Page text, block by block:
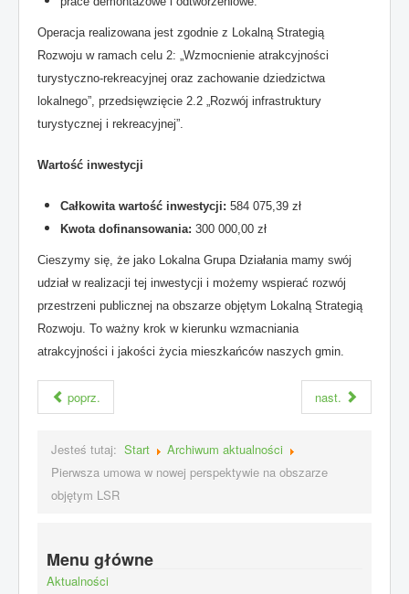
Operacja realizowana jest zgodnie z Lokalną Strategią
Rozwoju w ramach celu 2: „Wzmocnienie atrakcyjności
turystyczno-rekreacyjnej oraz zachowanie dziedzictwa
lokalnego”, przedsięwzięcie 2.2 „Rozwój infrastruktury
turystycznej i rekreacyjnej”.
Wartość inwestycji
Całkowita wartość inwestycji: 584 075,39 zł
Kwota dofinansowania: 300 000,00 zł
Cieszymy się, że jako Lokalna Grupa Działania mamy swój
udział w realizacji tej inwestycji i możemy wspierać rozwój
przestrzeni publicznej na obszarze objętym Lokalną Strategią
Rozwoju. To ważny krok w kierunku wzmacniania
atrakcyjności i jakości życia mieszkańców naszych gmin.
poprz. nast.
Jesteś tutaj: Start
Archiwum aktualności
Pierwsza umowa w nowej perspektywie na obszarze
objętym LSR
Menu główne
Aktualności